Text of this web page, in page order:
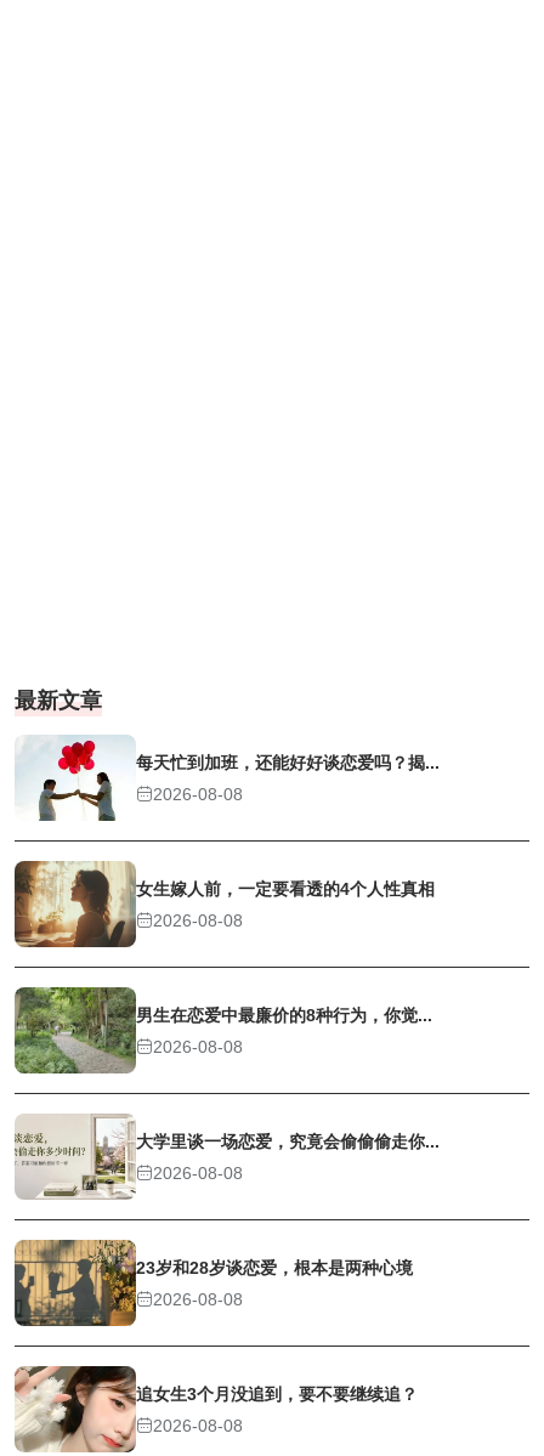
最新文章
每天忙到加班，还能好好谈恋爱吗？揭...
2026-08-08
女生嫁人前，一定要看透的4个人性真相
2026-08-08
男生在恋爱中最廉价的8种行为，你觉...
2026-08-08
大学里谈一场恋爱，究竟会偷偷偷走你...
2026-08-08
23岁和28岁谈恋爱，根本是两种心境
2026-08-08
追女生3个月没追到，要不要继续追？
2026-08-08